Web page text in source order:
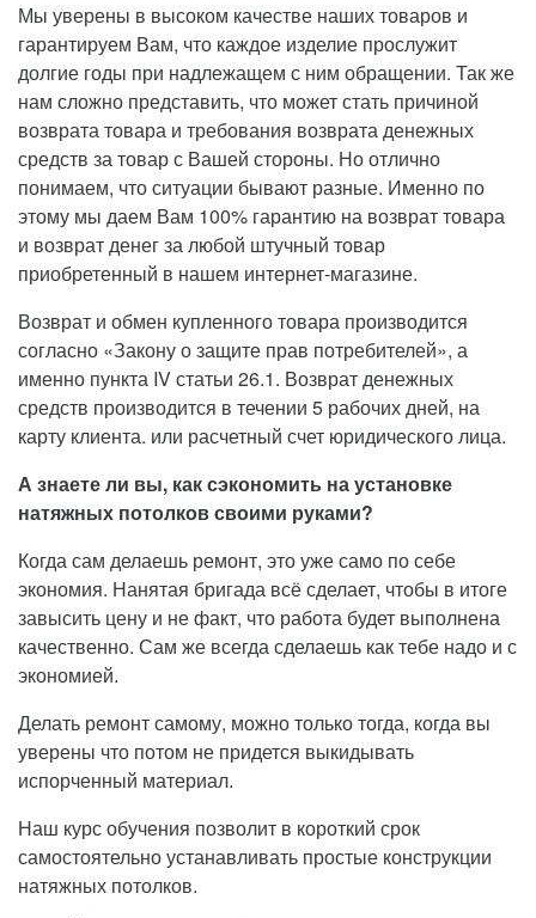
Мы уверены в высоком качестве наших товаров и
гарантируем Вам, что каждое изделие прослужит
долгие годы при надлежащем с ним обращении. Так же
нам сложно представить, что может стать причиной
возврата товара и требования возврата денежных
средств за товар с Вашей стороны. Но отлично
понимаем, что ситуации бывают разные. Именно по
этому мы даем Вам 100% гарантию на возврат товара
и возврат денег за любой штучный товар
приобретенный в нашем интернет-магазине.
Возврат и обмен купленного товара производится
согласно «Закону о защите прав потребителей», а
именно пункта IV статьи 26.1. Возврат денежных
средств производится в течении 5 рабочих дней, на
карту клиента. или расчетный счет юридического лица.
А знаете ли вы, как сэкономить на установке
натяжных потолков своими руками?
Когда сам делаешь ремонт, это уже само по себе
экономия. Нанятая бригада всё сделает, чтобы в итоге
завысить цену и не факт, что работа будет выполнена
качественно. Сам же всегда сделаешь как тебе надо и с
экономией.
Делать ремонт самому, можно только тогда, когда вы
уверены что потом не придется выкидывать
испорченный материал.
Наш курс обучения позволит в короткий срок
самостоятельно устанавливать простые конструкции
натяжных потолков.